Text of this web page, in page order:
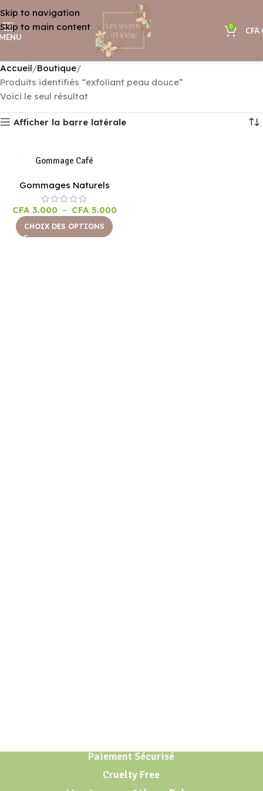
Skip to navigation
Skip to main content
0 CFA
Accueil Boutique
Produits identifiés “exfoliant peau douce”
Voici le seul résultat
Afficher la barre latérale
Gommage Café
Gommages Naturels
CFA3.000 – CFA5.000
CHOIX DES OPTIONS
Paiement Sécurisé
Cruelty Free